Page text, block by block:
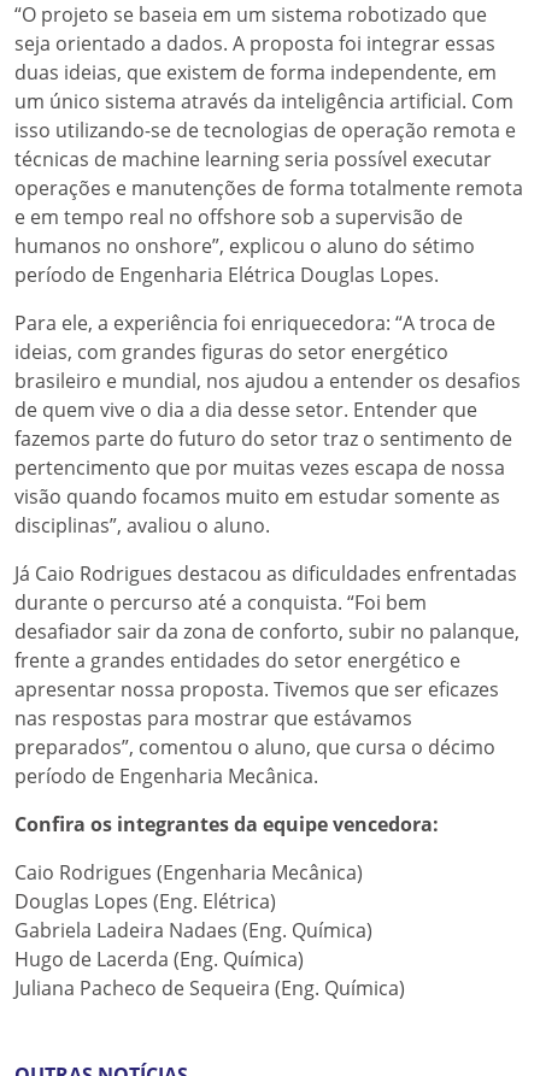
“O projeto se baseia em um sistema robotizado que
seja orientado a dados. A proposta foi integrar essas
duas ideias, que existem de forma independente, em
um único sistema através da inteligência artificial. Com
isso utilizando-se de tecnologias de operação remota e
técnicas de machine learning seria possível executar
operações e manutenções de forma totalmente remota
e em tempo real no offshore sob a supervisão de
humanos no onshore”, explicou o aluno do sétimo
período de Engenharia Elétrica Douglas Lopes.
Para ele, a experiência foi enriquecedora: “A troca de
ideias, com grandes figuras do setor energético
brasileiro e mundial, nos ajudou a entender os desafios
de quem vive o dia a dia desse setor. Entender que
fazemos parte do futuro do setor traz o sentimento de
pertencimento que por muitas vezes escapa de nossa
visão quando focamos muito em estudar somente as
disciplinas”, avaliou o aluno.
Já Caio Rodrigues destacou as dificuldades enfrentadas
durante o percurso até a conquista. “Foi bem
desafiador sair da zona de conforto, subir no palanque,
frente a grandes entidades do setor energético e
apresentar nossa proposta. Tivemos que ser eficazes
nas respostas para mostrar que estávamos
preparados”, comentou o aluno, que cursa o décimo
período de Engenharia Mecânica.
Confira os integrantes da equipe vencedora:
Caio Rodrigues (Engenharia Mecânica)
Douglas Lopes (Eng. Elétrica)
Gabriela Ladeira Nadaes (Eng. Química)
Hugo de Lacerda (Eng. Química)
Juliana Pacheco de Sequeira (Eng. Química)